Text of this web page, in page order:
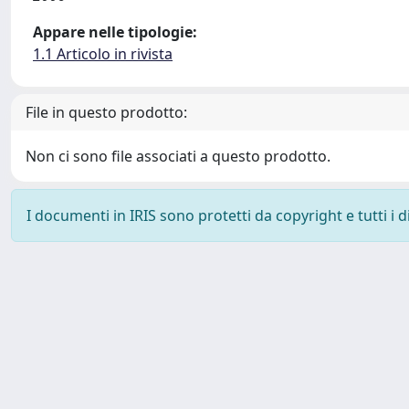
Appare nelle tipologie:
1.1 Articolo in rivista
File in questo prodotto:
Non ci sono file associati a questo prodotto.
I documenti in IRIS sono protetti da copyright e tutti i